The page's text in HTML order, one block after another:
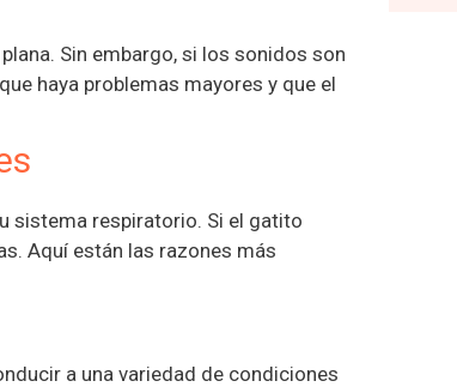
Sin embargo, si los sonidos son
haya problemas mayores y que el
sistema respiratorio. Si el gatito
Aquí están las razones más
a una variedad de condiciones